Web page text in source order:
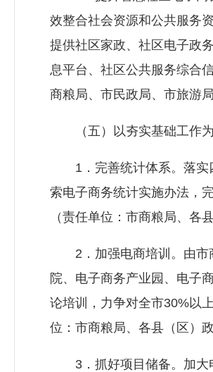
效整合社会资源和公共服务
提供社区家政、社区电子政
息平台、社区公共服务综合
商粮局、市民政局、市旅游
（五）以夯实基础工作为
1．完善统计体系。落实
索电子商务统计实施办法，
（责任单位：市商粮局、各
2．加强电商培训。由市
院、电子商务产业园、电子
论培训，力争对全市30%以
位：市商粮局、各县（区）政
3．抓好项目储备。加大